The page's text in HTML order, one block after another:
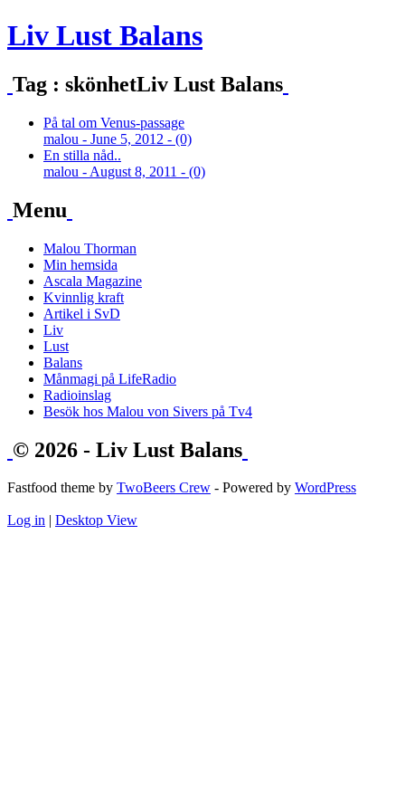
Liv Lust Balans
Tag : skönhetLiv Lust Balans
På tal om Venus-passage
malou - June 5, 2012 - (0)
En stilla nåd..
malou - August 8, 2011 - (0)
Menu
Malou Thorman
Min hemsida
Ascala Magazine
Kvinnlig kraft
Artikel i SvD
Liv
Lust
Balans
Månmagi på LifeRadio
Radioinslag
Besök hos Malou von Sivers på Tv4
© 2026 - Liv Lust Balans
Fastfood theme by TwoBeers Crew - Powered by WordPress
Log in | Desktop View